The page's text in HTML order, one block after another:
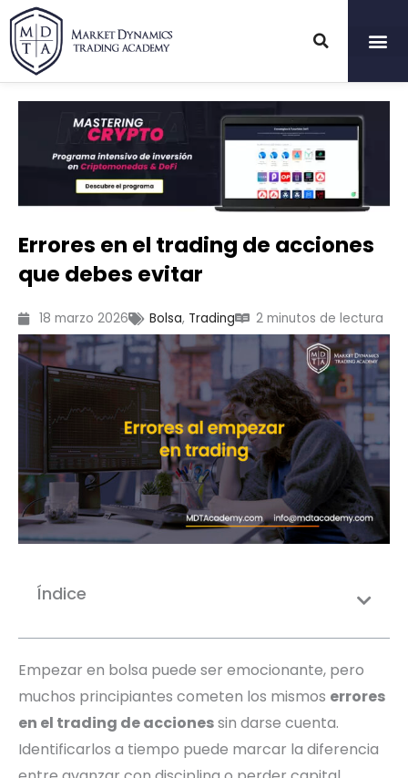
contenido
Errores en el trading de acciones
que debes evitar
18 marzo 2026 Bolsa, Trading
Índice
Empezar en bolsa puede ser emocionante, pero
muchos principiantes cometen los mismos errores
en el trading de accionessin darse cuenta.
Identificarlos a tiempo puede marcar la diferencia